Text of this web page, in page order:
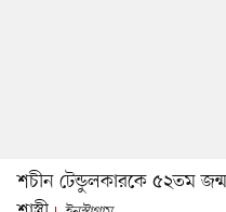
শচীন টেন্ডুলকারকে ৫২তম